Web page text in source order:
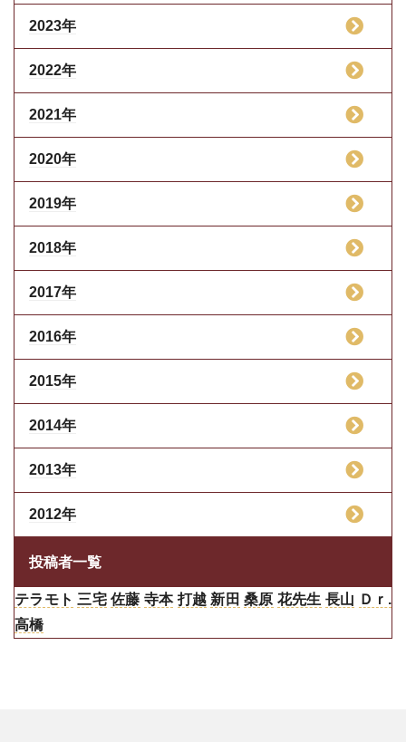
2023年
2022年
2021年
2020年
2019年
2018年
2017年
2016年
2015年
2014年
2013年
2012年
投稿者一覧
テラモト 三宅 佐藤 寺本 打越 新田 桑原 花先生 長山 Ｄｒ.
高橋